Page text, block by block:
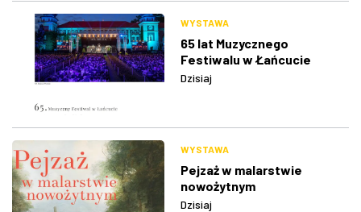
WYSTAWA
65 lat Muzycznego
Festiwalu w Łańcucie
Dzisiaj
WYSTAWA
Pejzaż w malarstwie
nowożytnym
Dzisiaj